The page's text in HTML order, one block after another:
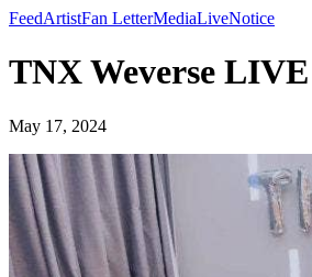
FeedArtistFan LetterMediaLiveNotice
TNX Weverse
May 17, 2024